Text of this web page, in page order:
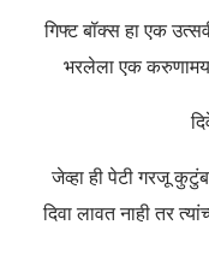
गिफ्ट बॉक्स हा एक
भरलेला एक करुणामय
जेव्हा ही पेटी गरजू
दिवा लावत नाही तर